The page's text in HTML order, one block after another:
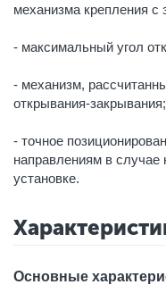
механизма крепления с
- максимальный угол
- механизм,
открывания-закрывания;
- точное
направлениям в
установке.
Основные